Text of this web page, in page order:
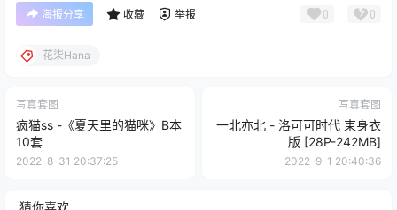
海报分享 收藏 举报 0 0
花柒Hana
写真套图
疯猫ss -《夏天里的猫咪》B本
10套
2022-8-31 20:37:25
写真套图
一北亦北 - 洛可可时代 束身衣
版 [28P-242MB]
2022-9-1 20:40:36